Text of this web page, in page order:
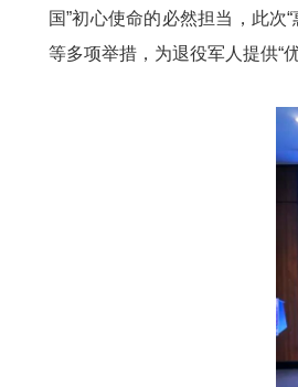
国”初心使命的必然担当，此次
等多项举措，为退役军人提供“